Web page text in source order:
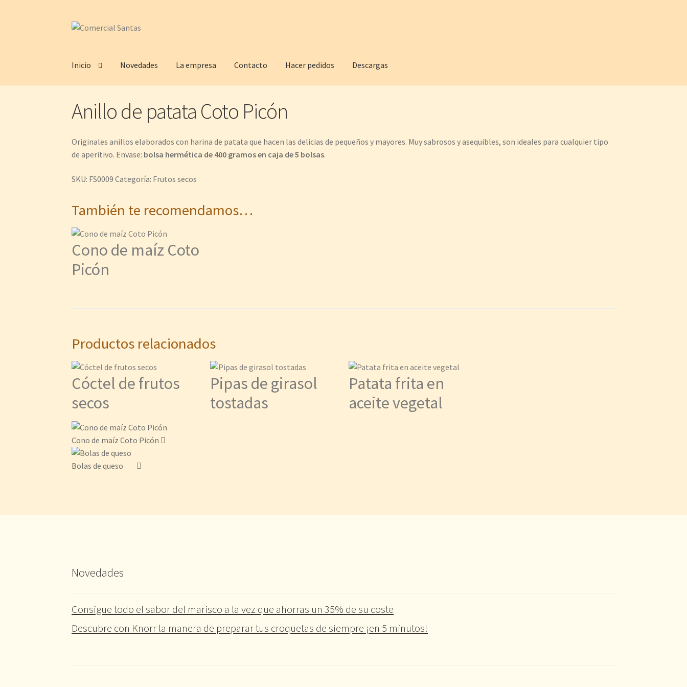
Ir
navegación
Ir
Inicio
Novedades La empresa Contacto Hacer pedidos Descargas
Anillo de patata Coto Picón
Originales anillos elaborados con harina de patata que hacen las delicias de pequeños y mayores. Muy sabrosos y asequibles, son ideales para cualquier tipo
de aperitivo. Envase: bolsa hermética de 400 gramos en caja de 5 bolsas.
SKU: FS0009 Categoría: Frutos secos
También te recomendamos…
Cono de maíz Coto
Picón
Productos relacionados
Cóctel de frutos
secos
Pipas de girasol
tostadas
Patata frita en
aceite vegetal
Cono de maíz Coto Picón
Bolas de queso
Novedades
Consigue todo el sabor del marisco a la vez que ahorras un 35% de su coste
Descubre con Knorr la manera de preparar tus croquetas de siempre ¡en 5 minutos!